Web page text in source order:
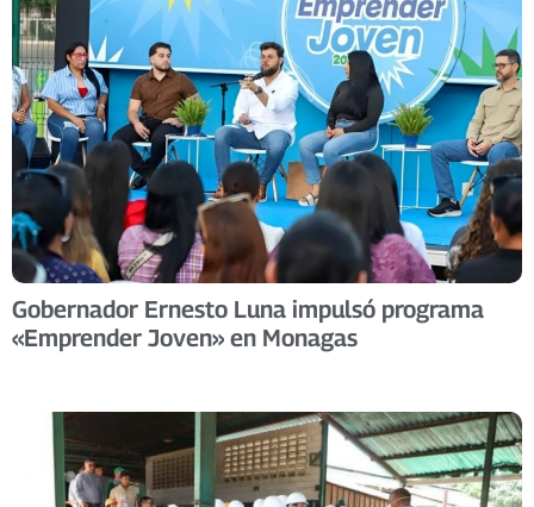
Gobernador Ernesto Luna impulsó programa
«Emprender Joven» en Monagas ​